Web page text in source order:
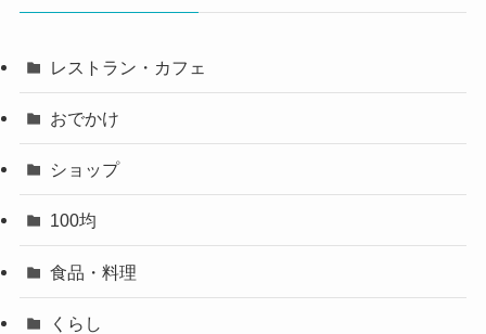
レストラン・カフェ
おでかけ
ショップ
100均
食品・料理
くらし